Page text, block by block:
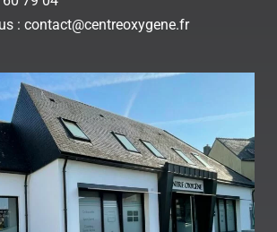
: contact@centreoxygene.fr